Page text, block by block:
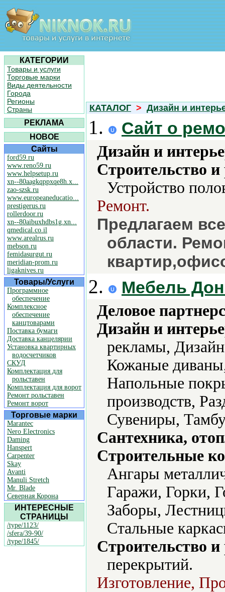
КАТЕГОРИИ
Товары и услуги
Торговые марки
Виды деятельности
Города
Регионы
Страны
РЕКЛАМА
НОВОЕ
Сайты
ford59.ru
www.reno59.ru
www.helpsetup.ru
xn--80aagkqppxqe8h.x...
zao-szsk.ru
www.europeaneducatio...
prestigerus.ru
rollerdoor.ru
xn--80aibuxhdbs1g.xn...
qmedical.co.il
www.arealrus.ru
mebson.ru
femidasurgut.ru
meridian-prom.ru
ligaknives.ru
Товары/Услуги
Программное
обеспечение
Комплексное
обеспечение
канцтоварами
Поставка бумаги
Доставка канцелярии
Установка квартирных
водосчетчиков
СКУД
Комплектация для
рольставен
Комплектация для ворот
Ремонт рольставен
Ремонт ворот
Торговые марки
Marantec
Nero Electronics
Daming
Hanspert
Carpenter
Skay
Avanti
Manuli Stretch
Mr. Blade
Северная Корона
ИНТЕРЕСНЫЕ
СТРАНИЦЫ
/type/1123/
/sfera/39-90/
/type/1845/
КАТАЛОГ > Дизайн и
1. Сайт о
Дизайн и
Строительство
Устройство
Ремонт.
Предлагаем
области.
2. Мебель
Деловое
Дизайн и
рекламы,
Кожаные
Напольные
производств,
Сувениры,
Сантехника,
Строительные
Ангары
Гаражи, Горки,
Заборы,
Стальные
Строительство
перекрытий.
Изготовление,